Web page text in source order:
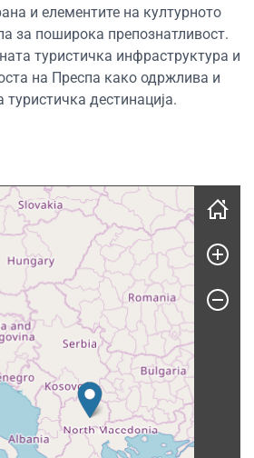
и елементите на културното
за поширока препознатливост.
туристичка инфраструктура и
на Преспа како одржлива и
дестинација.
Skip map